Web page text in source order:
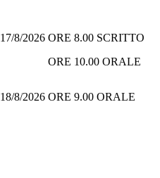
17/8/2026 ORE 8.00 SCRITTO
ORE 10.00 ORALE
18/8/2026 ORE 9.00 ORALE